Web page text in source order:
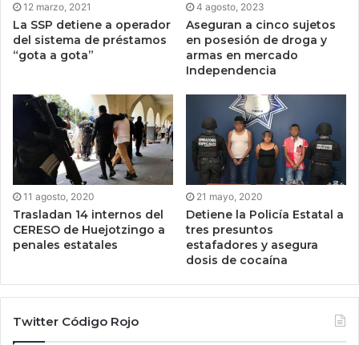
12 marzo, 2021
La SSP detiene a operador
del sistema de préstamos
“gota a gota”
4 agosto, 2023
Aseguran a cinco sujetos
en posesión de droga y
armas en mercado
Independencia
11 agosto, 2020
Trasladan 14 internos del
CERESO de Huejotzingo a
penales estatales
21 mayo, 2020
Detiene la Policía Estatal a
tres presuntos
estafadores y asegura
dosis de cocaína
Twitter Código Rojo